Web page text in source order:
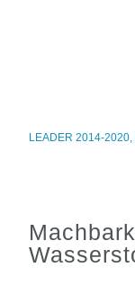
LEADER 2014-2020,